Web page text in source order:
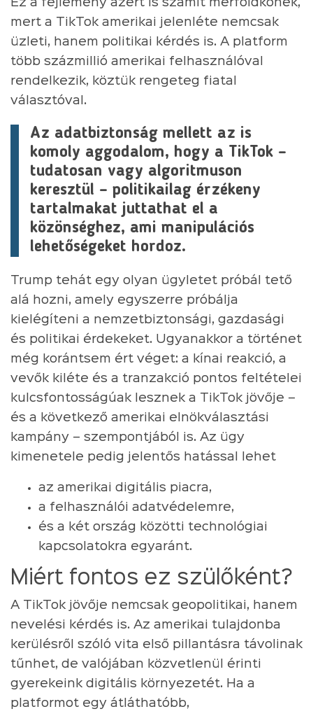
Ez a fejlemény azért is számít mérföldkőnek,
mert a TikTok amerikai jelenléte nemcsak
üzleti, hanem politikai kérdés is. A platform
több százmillió amerikai felhasználóval
rendelkezik, köztük rengeteg fiatal
választóval.
Az adatbiztonság mellett az is
komoly aggodalom, hogy a TikTok –
tudatosan vagy algoritmuson
keresztül – politikailag érzékeny
tartalmakat juttathat el a
közönséghez, ami manipulációs
lehetőségeket hordoz.
Trump tehát egy olyan ügyletet próbál tető
alá hozni, amely egyszerre próbálja
kielégíteni a nemzetbiztonsági, gazdasági
és politikai érdekeket. Ugyanakkor a történet
még korántsem ért véget: a kínai reakció, a
vevők kiléte és a tranzakció pontos feltételei
kulcsfontosságúak lesznek a TikTok jövője –
és a következő amerikai elnökválasztási
kampány – szempontjából is. Az ügy
kimenetele pedig jelentős hatással lehet
az amerikai digitális piacra,
a felhasználói adatvédelemre,
és a két ország közötti technológiai
kapcsolatokra egyaránt.
Miért fontos ez szülőként?
A TikTok jövője nemcsak geopolitikai, hanem
nevelési kérdés is. Az amerikai tulajdonba
kerülésről szóló vita első pillantásra távolinak
tűnhet, de valójában közvetlenül érinti
gyerekeink digitális környezetét. Ha a
platformot egy átláthatóbb,